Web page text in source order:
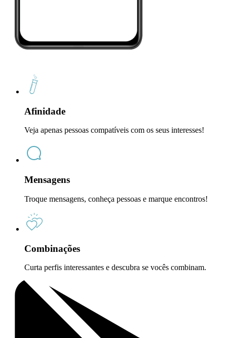
Afinidade
Veja apenas pessoas compatíveis com os seus interesses!
Mensagens
Troque mensagens, conheça pessoas e marque encontros!
Combinações
Curta perfis interessantes e descubra se vocês combinam.